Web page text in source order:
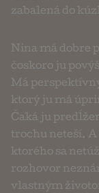
zabalená do
Nina má dobre
čoskoro ju
Má
ktorý ju má
Čaká ju
trochu neteší. A
ktorého sa
rozhovor
vlastným